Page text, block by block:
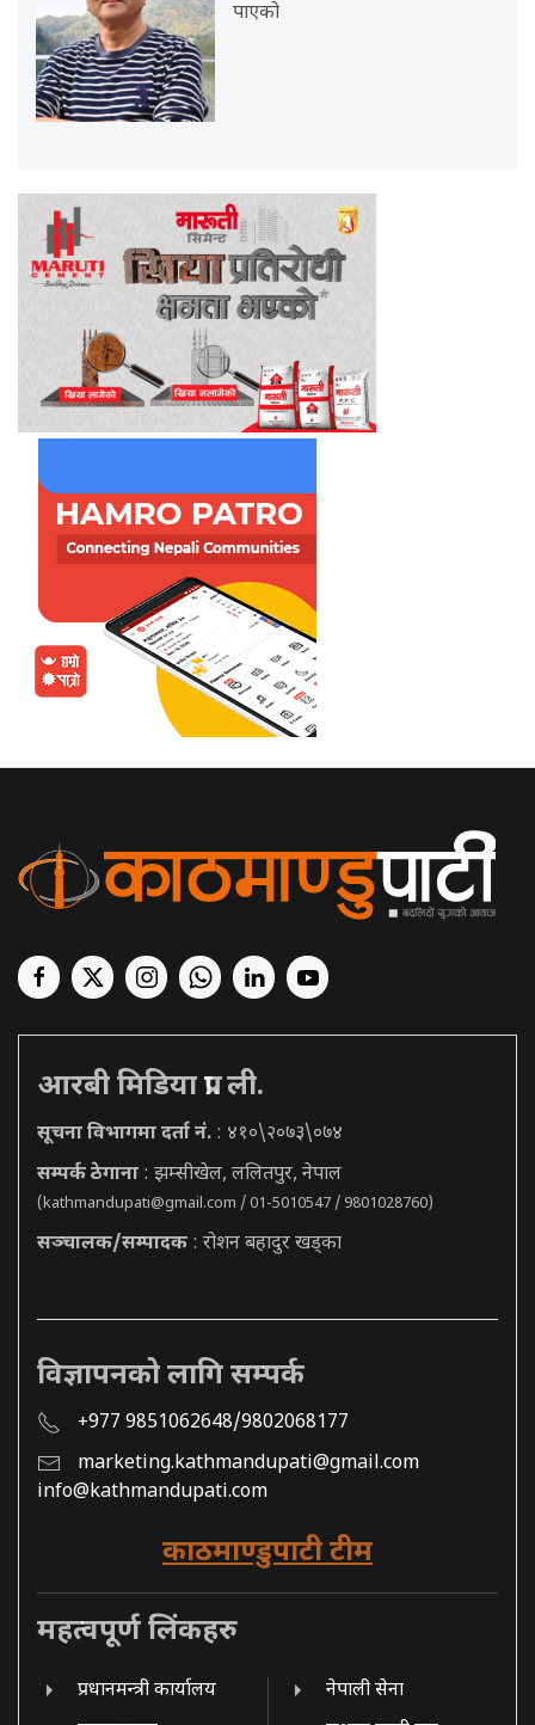
पाएको
आरबी मिडिया प्रा. ली.
सूचना विभागमा दर्ता नं. : ४१०\२०७३\०७४
सम्पर्क ठेगाना : झम्सीखेल, ललितपुर, नेपाल
(kathmandupati@gmail.com / 01-5010547 / 9801028760)
सञ्चालक/सम्पादक : रोशन बहादुर खड्का
विज्ञापनको लागि सम्पर्क
+977 9851062648/9802068177
marketing.kathmandupati@gmail.com
info@kathmandupati.com
काठमाण्डुपाटी टीम
महत्वपूर्ण लिंकहरु
प्रधानमन्त्री कार्यालय
नेपाली सेना